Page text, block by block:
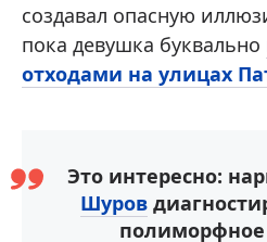
создавал опасную
пока девушка буквально
отходами на улицах
Это интересно:
Шуров
полиморфное